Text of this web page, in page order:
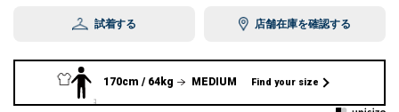
試着する 店舗在庫を確認する
170cm / 64kg MEDIUM Find your size